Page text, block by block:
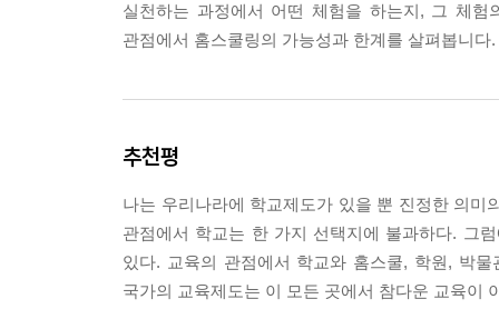
2. 자율과 통합
나오는 말_끝나지 않은 인연
1. 7년 동안의 인연
2. 삶의 구조적 딜레마
3. 이어지는 인연들
4. 그리고 다시 만난 사람들
실천하는 과정에서 어떤 체험을 하는지, 그 체
관점에서 홈스쿨링의 가능성과 한계를 살펴봅니다.
추천평
나는 우리나라에 학교제도가 있을 뿐 진정한 의
관점에서 학교는 한 가지 선택지에 불과하다. 그
있다. 교육의 관점에서 학교와 홈스쿨, 학원, 박
국가의 교육제도는 이 모든 곳에서 참다운 교육이